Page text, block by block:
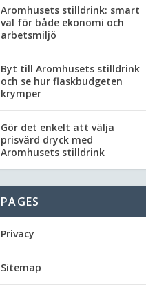
Aromhusets stilldrink: smart
val för både ekonomi och
arbetsmiljö
Byt till Aromhusets stilldrink
och se hur flaskbudgeten
krymper
Gör det enkelt att välja
prisvärd dryck med
Aromhusets stilldrink
PAGES
Privacy
Sitemap